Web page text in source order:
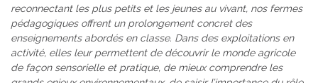
reconnectant les plus petits et les jeunes au vivant, nos fermes
pédagogiques offrent un prolongement concret des
enseignements abordés en classe. Dans des exploitations en
activité, elles leur permettent de découvrir le monde agricole
de façon sensorielle et pratique, de mieux comprendre les